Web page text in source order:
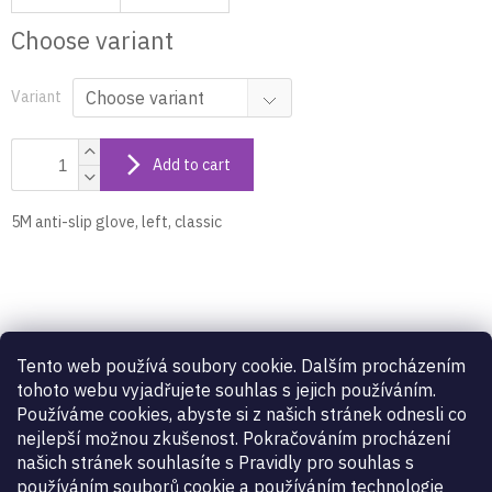
Tento web používá soubory cookie. Dalším procházením
tohoto webu vyjadřujete souhlas s jejich používáním.
Používáme cookies, abyste si z našich stránek odnesli co
nejlepší možnou zkušenost. Pokračováním procházení
našich stránek souhlasíte s Pravidly pro souhlas s
používáním souborů cookie a používáním technologie
Choose variant
Variant
Add to cart
5M anti-slip glove, left, classic
5M anti-slip glove, left, classic
Additional parameters